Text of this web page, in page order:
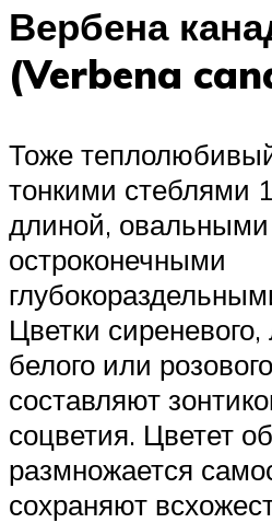
Вербена
(Verbena
Тоже
тонкими стеблями
длиной, овальными
остроконечными
Цветки сиреневого,
белого или
составляют
соцветия. Цветет
размножается
сохраняют